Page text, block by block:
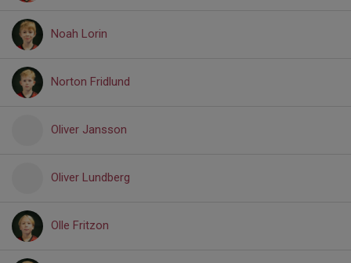
Noah Lorin
Norton Fridlund
Oliver Jansson
Oliver Lundberg
Olle Fritzon